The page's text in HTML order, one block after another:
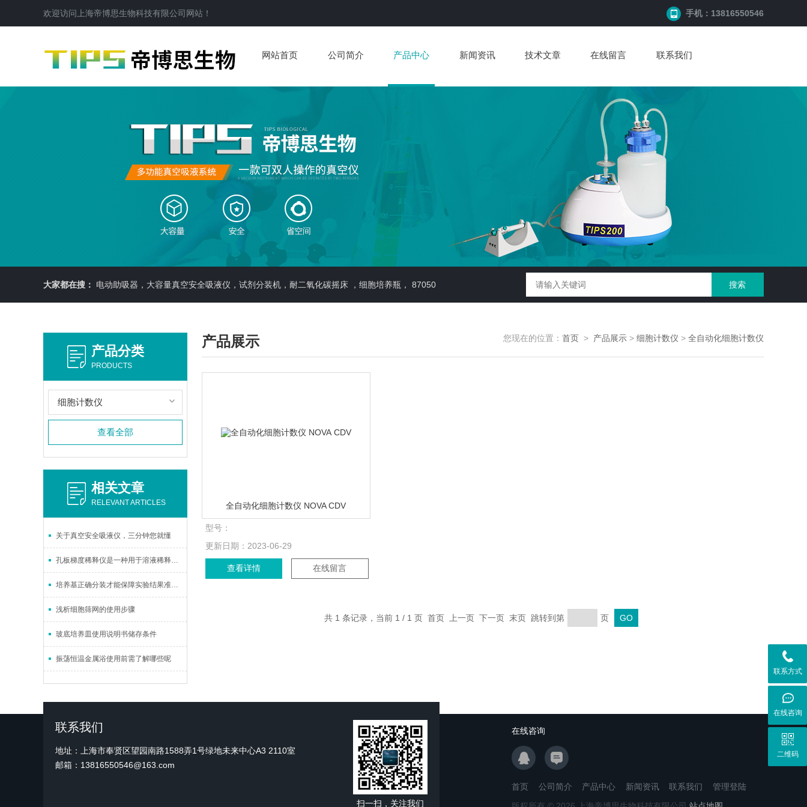
欢迎访问 上海帝博思生物科技有限公司 网站！ 手机：13816550546
网站首页 公司简介 产品中心 新闻资讯 技术文章 在线留言 联系我们
大家都在搜： 电动助吸器，大容量真空安全吸液仪，试剂分装机，耐二氧化碳摇床 ，细胞培养瓶， 87050
产品分类
PRODUCTS
细胞计数仪
查看全部
相关文章
RELEVANT ARTICLES
关于真空安全吸液仪，三分钟您就懂
孔板梯度稀释仪是一种用于溶液稀释和混合的实验室仪器
培养基正确分装才能保障实验结果准确性
浅析细胞筛网的使用步骤
玻底培养皿使用说明书储存条件
振荡恒温金属浴使用前需了解哪些呢
产品展示 您现在的位置： 首页 > 产品展示 > 细胞计数仪 > 全自动化细胞计数仪
全自动化细胞计数仪 NOVA CDV
型号：
更新日期： 2023-06-29
查看详情 在线留言
共 1 条记录，当前 1 / 1 页 首页 上一页 下一页 末页 跳转到第 页
联系我们
地址：上海市奉贤区望园南路1588弄1号绿地未来中心A3 2110室
邮箱：13816550546@163.com
扫一扫，关注我们
在线咨询
首页 公司简介 产品中心 新闻资讯 联系我们
管理登陆
联系方式
在线咨询
二维码